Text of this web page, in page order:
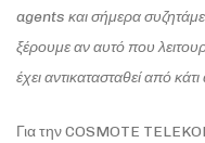
agents και σήμερα
ξέρουμε αν αυτό που
έχει αντικατασταθεί από
Για την COSMOTE